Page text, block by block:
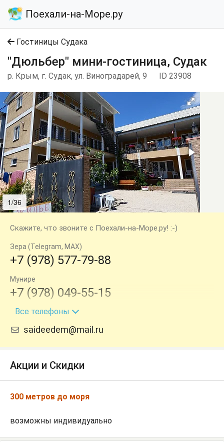
Поехали-на-Море.ру
Гостиницы Судака
"Дюльбер" мини-гостиница, Судак
р. Крым, г. Судак, ул. Виноградарей, 9 ID 23908
1/36
Скажите, что звоните с Поехали-на-Море.ру! :-)
Зера (Telegram, MAX)
+7 (978) 577-79-88
Мунире
+7 (978) 049-55-15
Саша
+7 (978) 456-16-09
+7 (978) 590-92-87
Все телефоны
saideedem@mail.ru
Акции и Скидки
300 метров до моря
возможны индивидуально